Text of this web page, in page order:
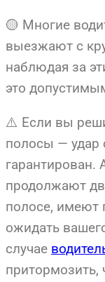
🟡 Многие
выезжают с
наблюдая за
это
⚠️ Если вы
полосы — удар
гарантирован.
продолжают
полосе, имеют
ожидать
случае